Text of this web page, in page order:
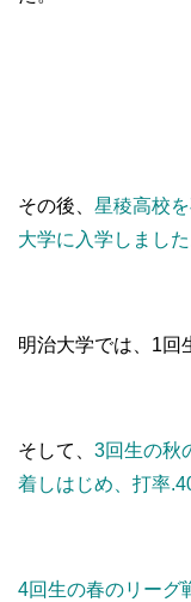
その後、 星稜高校
大学に入学しました
明治大学では、1回
そして、 3回生の秋
着しはじめ、打率
4回生の春のリーグ